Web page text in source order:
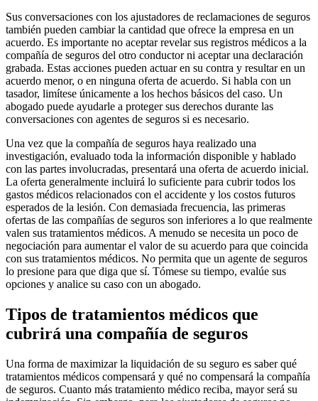
Sus conversaciones con los ajustadores de reclamaciones de seguros
también pueden cambiar la cantidad que ofrece la empresa en un
acuerdo. Es importante no aceptar revelar sus registros médicos a la
compañía de seguros del otro conductor ni aceptar una declaración
grabada. Estas acciones pueden actuar en su contra y resultar en un
acuerdo menor, o en ninguna oferta de acuerdo. Si habla con un
tasador, limítese únicamente a los hechos básicos del caso. Un
abogado puede ayudarle a proteger sus derechos durante las
conversaciones con agentes de seguros si es necesario.
Una vez que la compañía de seguros haya realizado una
investigación, evaluado toda la información disponible y hablado
con las partes involucradas, presentará una oferta de acuerdo inicial.
La oferta generalmente incluirá lo suficiente para cubrir todos los
gastos médicos relacionados con el accidente y los costos futuros
esperados de la lesión. Con demasiada frecuencia, las primeras
ofertas de las compañías de seguros son inferiores a lo que realmente
valen sus tratamientos médicos. A menudo se necesita un poco de
negociación para aumentar el valor de su acuerdo para que coincida
con sus tratamientos médicos. No permita que un agente de seguros
lo presione para que diga que sí. Tómese su tiempo, evalúe sus
opciones y analice su caso con un abogado.
Tipos de tratamientos médicos que
cubrirá una compañía de seguros
Una forma de maximizar la liquidación de su seguro es saber qué
tratamientos médicos compensará y qué no compensará la compañía
de seguros. Cuanto más tratamiento médico reciba, mayor será su